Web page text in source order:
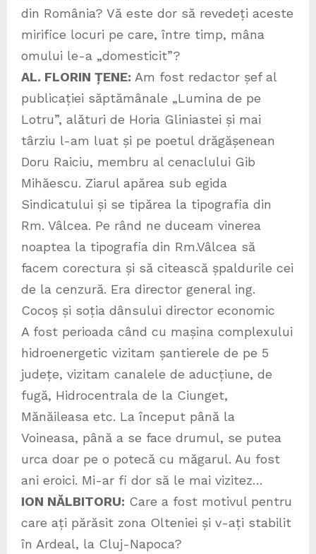
din România? Vă este dor să revedeți aceste
mirifice locuri pe care, între timp, mâna
omului le-a „domesticit”?
AL. FLORIN ȚENE: Am fost redactor șef al
publicației săptămânale „Lumina de pe
Lotru”, alături de Horia Gliniastei și mai
târziu l-am luat și pe poetul drăgășenean
Doru Raiciu, membru al cenaclului Gib
Mihăescu. Ziarul apărea sub egida
Sindicatului și se tipărea la tipografia din
Rm. Vâlcea. Pe rând ne duceam vinerea
noaptea la tipografia din Rm.Vâlcea să
facem corectura și să citească șpaldurile cei
de la cenzură. Era director general ing.
Cocoș și soția dânsului director economic
A fost perioada când cu mașina complexului
hidroenergetic vizitam șantierele de pe 5
județe, vizitam canalele de aducțiune, de
fugă, Hidrocentrala de la Ciunget,
Mănăileasa etc. La început până la
Voineasa, până a se face drumul, se putea
urca doar pe o potecă cu măgarul. Au fost
ani eroici. Mi-ar fi dor să le mai vizitez…
ION NĂLBITORU: Care a fost motivul pentru
care ați părăsit zona Olteniei și v-ați stabilit
în Ardeal, la Cluj-Napoca?